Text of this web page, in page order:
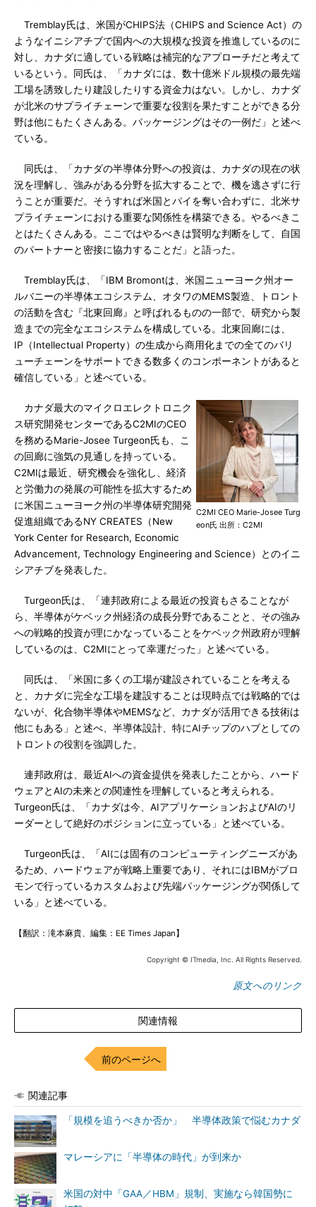
Tremblay氏は、米国がCHIPS法（CHIPS and Science Act）の
ようなイニシアチブで国内への大規模な投資を推進しているのに
対し、カナダに適している戦略は補完的なアプローチだと考えて
いるという。同氏は、「カナダには、数十億米ドル規模の最先端
工場を誘致したり建設したりする資金力はない。しかし、カナダ
が北米のサプライチェーンで重要な役割を果たすことができる分
野は他にもたくさんある。パッケージングはその一例だ」と述べ
ている。
同氏は、「カナダの半導体分野への投資は、カナダの現在の状
況を理解し、強みがある分野を拡大することで、機を逃さずに行
うことが重要だ。そうすれば米国とパイを奪い合わずに、北米サ
プライチェーンにおける重要な関係性を構築できる。やるべきこ
とはたくさんある。ここではやるべきは賢明な判断をして、自国
のパートナーと密接に協力することだ」と語った。
Tremblay氏は、「IBM Bromontは、米国ニューヨーク州オー
ルバニーの半導体エコシステム、オタワのMEMS製造、トロント
の活動を含む『北東回廊』と呼ばれるものの一部で、研究から製
造までの完全なエコシステムを構成している。北東回廊には、
IP（Intellectual Property）の生成から商用化までの全てのバリ
ューチェーンをサポートできる数多くのコンポーネントがあると
確信している」と述べている。
C2MI CEO Marie-Josee Turg
eon氏 出所：C2MI
カナダ最大のマイクロエレクトロニク
ス研究開発センターであるC2MIのCEO
を務めるMarie-Josee Turgeon氏も、こ
の回廊に強気の見通しを持っている。
C2MIは最近、研究機会を強化し、経済
と労働力の発展の可能性を拡大するため
に米国ニューヨーク州の半導体研究開発
促進組織であるNY CREATES（New
York Center for Research, Economic
Advancement, Technology Engineering and Science）とのイニ
シアチブを発表した。
Turgeon氏は、「連邦政府による最近の投資もさることなが
ら、半導体がケベック州経済の成長分野であることと、その強み
への戦略的投資が理にかなっていることをケベック州政府が理解
しているのは、C2MIにとって幸運だった」と述べている。
同氏は、「米国に多くの工場が建設されていることを考える
と、カナダに完全な工場を建設することは現時点では戦略的では
ないが、化合物半導体やMEMSなど、カナダが活用できる技術は
他にもある」と述べ、半導体設計、特にAIチップのハブとしての
トロントの役割を強調した。
連邦政府は、最近AIへの資金提供を発表したことから、ハード
ウェアとAIの未来との関連性を理解していると考えられる。
Turgeon氏は、「カナダは今、AIアプリケーションおよびAIのリ
ーダーとして絶好のポジションに立っている」と述べている。
Turgeon氏は、「AIには固有のコンピューティングニーズがあ
るため、ハードウェアが戦略上重要であり、それにはIBMがブロ
モンで行っているカスタムおよび先端パッケージングが関係して
いる」と述べている。
【翻訳：滝本麻貴、編集：EE Times Japan】
Copyright © ITmedia, Inc. All Rights Reserved.
原文へのリンク
関連情報
前のページへ
関連記事
「規模を追うべきか否か」 半導体政策で悩むカナダ
マレーシアに「半導体の時代」が到来か
米国の対中「GAA／HBM」規制、実施なら韓国勢に